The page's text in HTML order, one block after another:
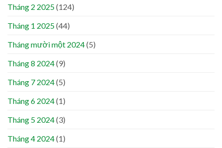
Tháng 2 2025(124)
Tháng 1 2025(44)
Tháng mười một 2024(5)
Tháng 8 2024(9)
Tháng 7 2024(5)
Tháng 6 2024(1)
Tháng 5 2024(3)
Tháng 4 2024(1)